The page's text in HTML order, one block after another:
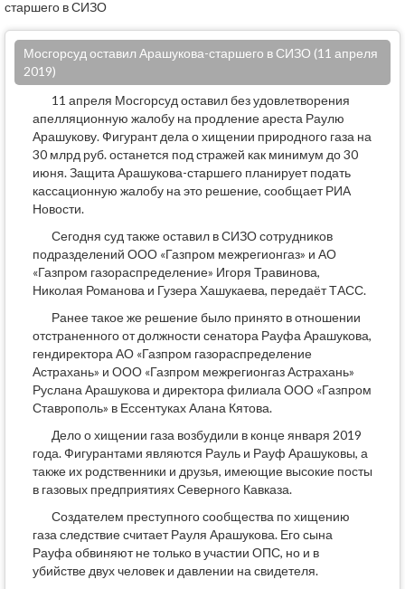
старшего в СИЗО
Мосгорсуд оставил Арашукова-старшего в СИЗО (11 апреля
2019)
11 апреля Мосгорсуд оставил без удовлетворения
апелляционную жалобу на продление ареста Раулю
Арашукову. Фигурант дела о хищении природного газа на
30 млрд руб. останется под стражей как минимум до 30
июня. Защита Арашукова-старшего планирует подать
кассационную жалобу на это решение, сообщает РИА
Новости.
Сегодня суд также оставил в СИЗО сотрудников
подразделений ООО «Газпром межрегионгаз» и АО
«Газпром газораспределение» Игоря Травинова,
Николая Романова и Гузера Хашукаева, передаёт ТАСС.
Ранее такое же решение было принято в отношении
отстраненного от должности сенатора Рауфа Арашукова,
гендиректора АО «Газпром газораспределение
Астрахань» и ООО «Газпром межрегионгаз Астрахань»
Руслана Арашукова и директора филиала ООО «Газпром
Ставрополь» в Ессентуках Алана Кятова.
Дело о хищении газа возбудили в конце января 2019
года. Фигурантами являются Рауль и Рауф Арашуковы, а
также их родственники и друзья, имеющие высокие посты
в газовых предприятиях Северного Кавказа.
Создателем преступного сообщества по хищению
газа следствие считает Рауля Арашукова. Его сына
Рауфа обвиняют не только в участии ОПС, но и в
убийстве двух человек и давлении на свидетеля.